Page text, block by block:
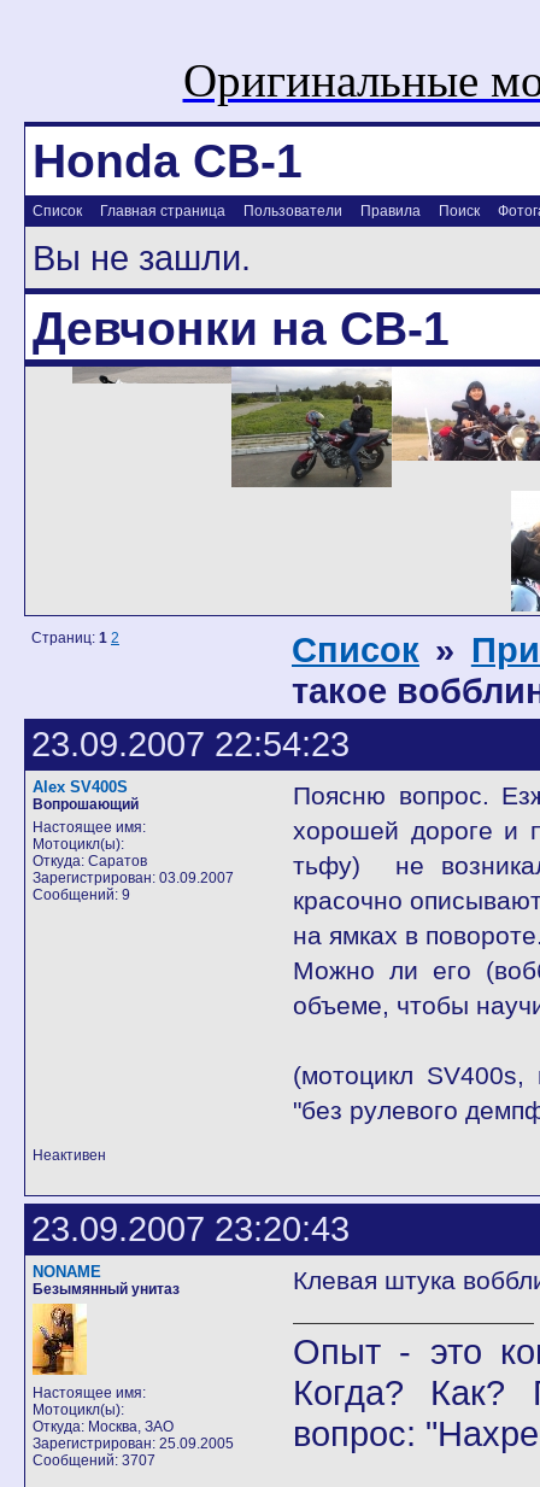
Оригинальные
Honda CB-1
Список Главная страница Пользователи Правила Поиск
Вы не зашли.
Девчонки на CB-1
Страниц: 1 2 Список »
такое
23.09.2007 22:54:23
Alex SV400S
Вопрошающий
Настоящее имя:
Мотоцикл(ы):
Откуда: Саратов
Зарегистрирован: 03.09.2007
Сообщений: 9
Поясню вопрос.
хорошей дороге и
тьфу) не
красочно
на ямках в
Можно ли его
объеме, чтобы
(мотоцикл SV400s,
"без рулевого
Неактивен
23.09.2007 23:20:43
NONAME
Безымянный унитаз
Настоящее имя:
Мотоцикл(ы):
Откуда: Москва, ЗАО
Зарегистрирован: 25.09.2005
Сообщений: 3707
Клевая штука
Опыт - это
Когда? Как?
вопрос: